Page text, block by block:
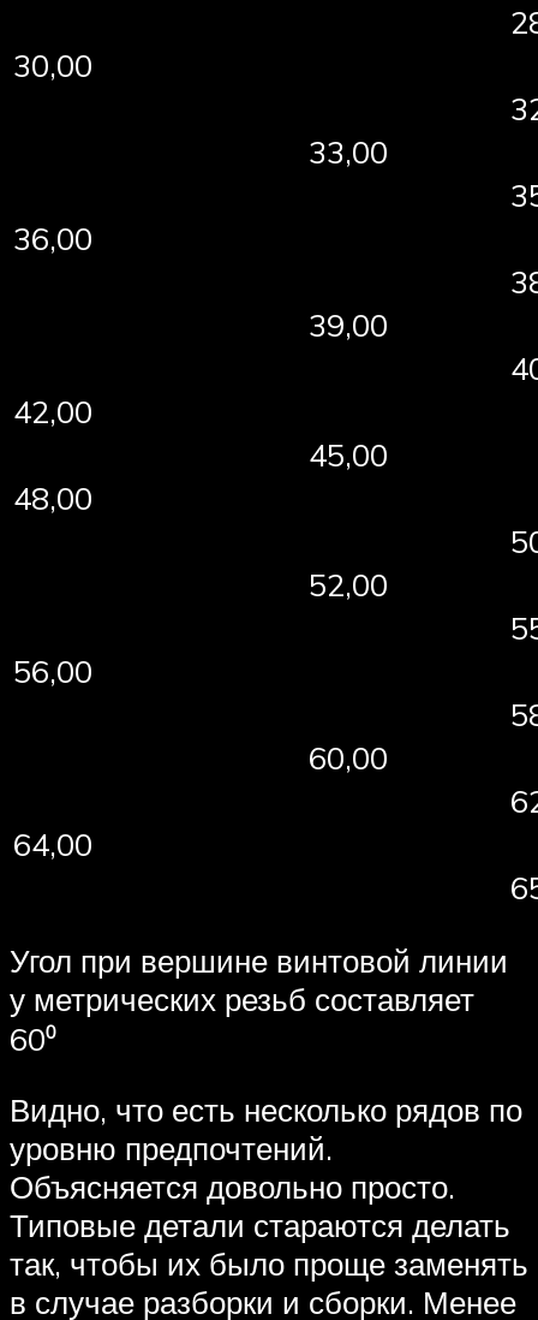
30,00
33,00
36,00
39,00
42,00
45,00
48,00
52,00
56,00
60,00
64,00
Угол при вершине винтовой линии
у метрических резьб составляет
60⁰
Видно, что есть несколько рядов по
уровню предпочтений.
Объясняется довольно просто.
Типовые детали стараются делать
так, чтобы их было проще заменять
в случае разборки и сборки. Менее